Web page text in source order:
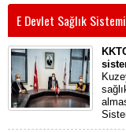
E Devlet Sağlık